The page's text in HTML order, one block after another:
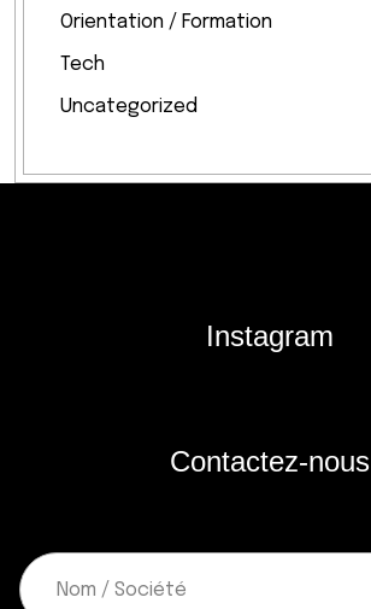
Orientation / Formation
Tech
Uncategorized
Instagram
Contactez-nous
N
o